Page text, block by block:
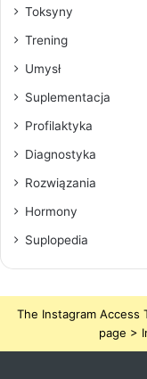
Toksyny
Trening
Umysł
Suplementacja
Profilaktyka
Diagnostyka
Rozwiązania
Hormony
Suplopedia
The Instagram Access
page >